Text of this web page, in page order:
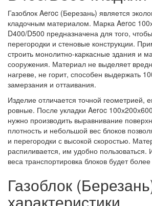
Газоблок Aeroc (Березань) является
кладочным материалом. Марка Aeroc
D400/D500 предназначена для того,
перегородки и стеновые конструкции.
строить монолитно-каркасные здания и
сооружения. Материал не выделяет
нагреве, не горит, способен выдержать
замерзания и оттаивания.
Изделие отличается точной геометрией,
ровные. После укладки Aeroc
нужно производить выравнивание
плотность и небольшой вес блоков
и перегородки с высокой скоростью.
распиливается, им удобно пользоваться.
веса транспортировка блоков будет
Газоблок